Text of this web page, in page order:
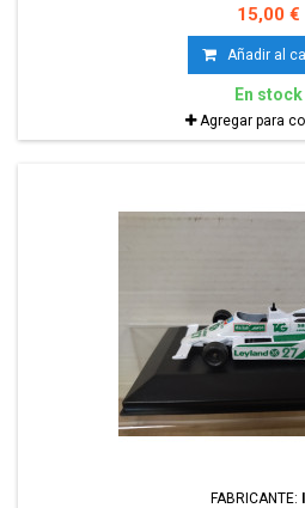
15,00 €
Añadir al
En stock
Agregar para
FABRICANTE: